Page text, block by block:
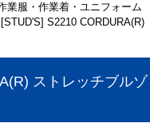
業服・作業着・ユニフォーム
S2210 CORDURA(R)
ストレッチブルゾ